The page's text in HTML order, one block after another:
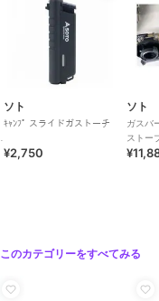
ソト
ｷｬﾝﾌﾟ スライドガストーチ
¥2,750
ソト
ガスバ
ストー
このカテゴリーをすべてみる